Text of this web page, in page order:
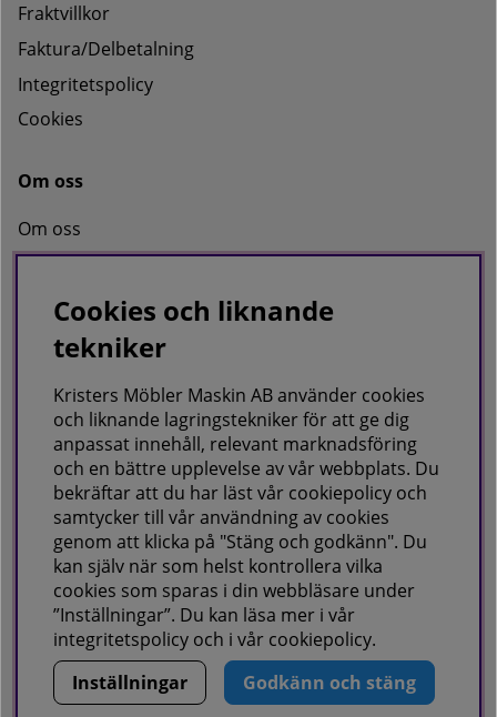
Fraktvillkor
Faktura/Delbetalning
Integritetspolicy
Cookies
Om oss
Om oss
Kontakta oss
KRISTERS MÖBLER MASKIN AB
Postadress:
GÅRDSJÖ 41, 686 96 SUNNE
Besöks & leveransadress:
Gårdsjö 41, 686 96 Sunne
Telefon:0565-711027
E-post:info@kristersmoblermaskin.se
Orgnr: 5567527923
ÖPPET: Mån-Fre 10-18
Här finns vi som företag,klicka här
Cookies och liknande
tekniker
Kristers Möbler Maskin AB använder cookies
och liknande lagringstekniker för att ge dig
anpassat innehåll, relevant marknadsföring
och en bättre upplevelse av vår webbplats. Du
bekräftar att du har läst vår cookiepolicy och
samtycker till vår användning av cookies
genom att klicka på "Stäng och godkänn". Du
kan själv när som helst kontrollera vilka
cookies som sparas i din webbläsare under
”Inställningar”. Du kan läsa mer i vår
integritetspolicy och i vår cookiepolicy.
Inställningar
Godkänn och stäng